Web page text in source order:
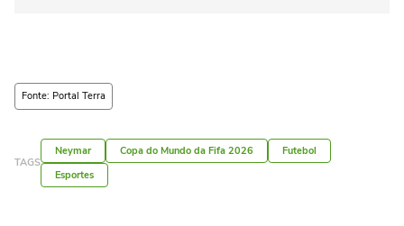
Fonte: Portal Terra
TAGS
Neymar Copa do Mundo da Fifa 2026
Futebol
Esportes